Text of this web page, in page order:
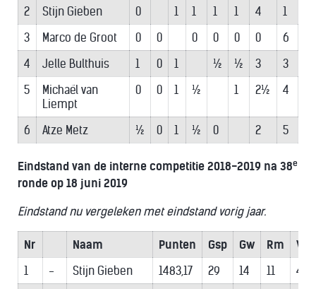
2 Stijn Gieben 0 1 1 1 1 4
1
3
Marco de Groot 0 0 0 0 0 0
6
4
Jelle Bulthuis 1 0 1 ½ ½ 3
3
5
Michaël van
Liempt
0 0 1 ½ 1 2½ 4
6 Atze Metz ½ 0 1 ½ 0 2 5
Eindstand van de interne competitie 2018-2019 na 38e
ronde op 18 juni 2019
Eindstand nu vergeleken met eindstand vorig jaar.
Nr Naam Punten Gsp Gw Rm
Vl
1
- Stijn Gieben 1483,17 29 14 11
4